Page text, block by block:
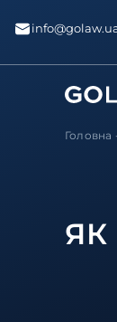
Головна
ЯК